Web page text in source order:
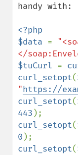
handy with:
<?php
$data =
</
$tuCurl =
curl_setopt(
"https://
curl_setopt(
443
curl_setopt(
0
curl_setopt(